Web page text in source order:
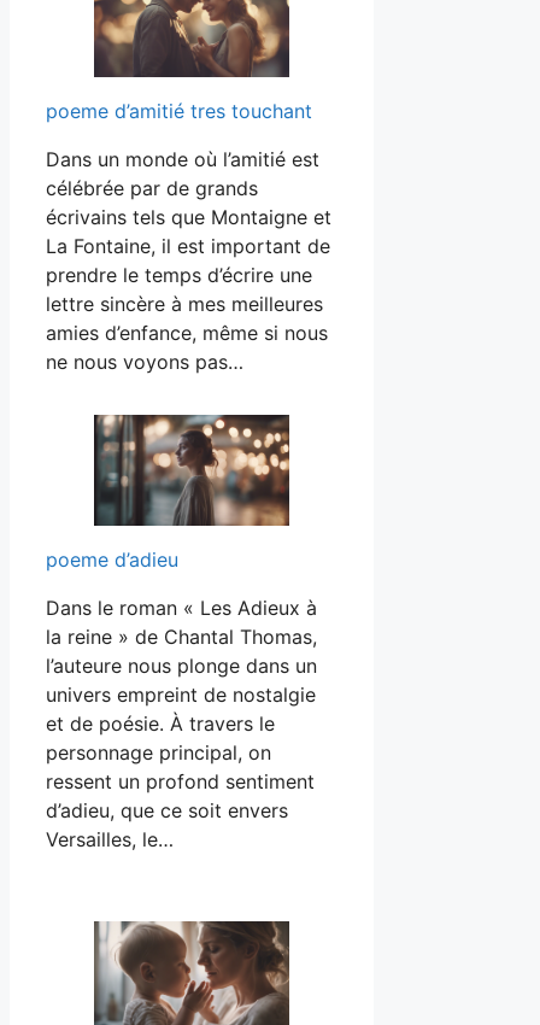
poeme d’amitié tres touchant
Dans un monde où l’amitié est
célébrée par de grands
écrivains tels que Montaigne et
La Fontaine, il est important de
prendre le temps d’écrire une
lettre sincère à mes meilleures
amies d’enfance, même si nous
ne nous voyons pas…
poeme d’adieu
Dans le roman « Les Adieux à
la reine » de Chantal Thomas,
l’auteure nous plonge dans un
univers empreint de nostalgie
et de poésie. À travers le
personnage principal, on
ressent un profond sentiment
d’adieu, que ce soit envers
Versailles, le…